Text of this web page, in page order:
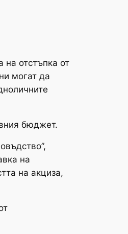
отстъпка от
могат да
бюджет.
на
на акциза,